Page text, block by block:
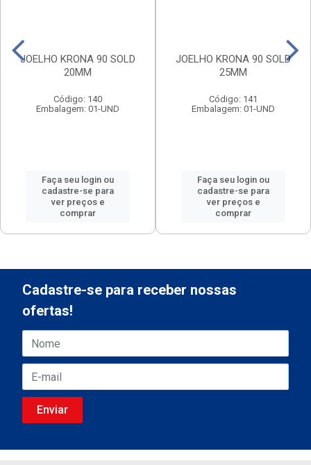
JOELHO KRONA 90 SOLD
20MM
Código: 140
Embalagem: 01-UND
Faça seu login ou
cadastre-se para
ver preços e
comprar
JOELHO KRONA 90 SOLD
25MM
Código: 141
Embalagem: 01-UND
Faça seu login ou
cadastre-se para
ver preços e
comprar
Cadastre-se para receber nossas
ofertas!